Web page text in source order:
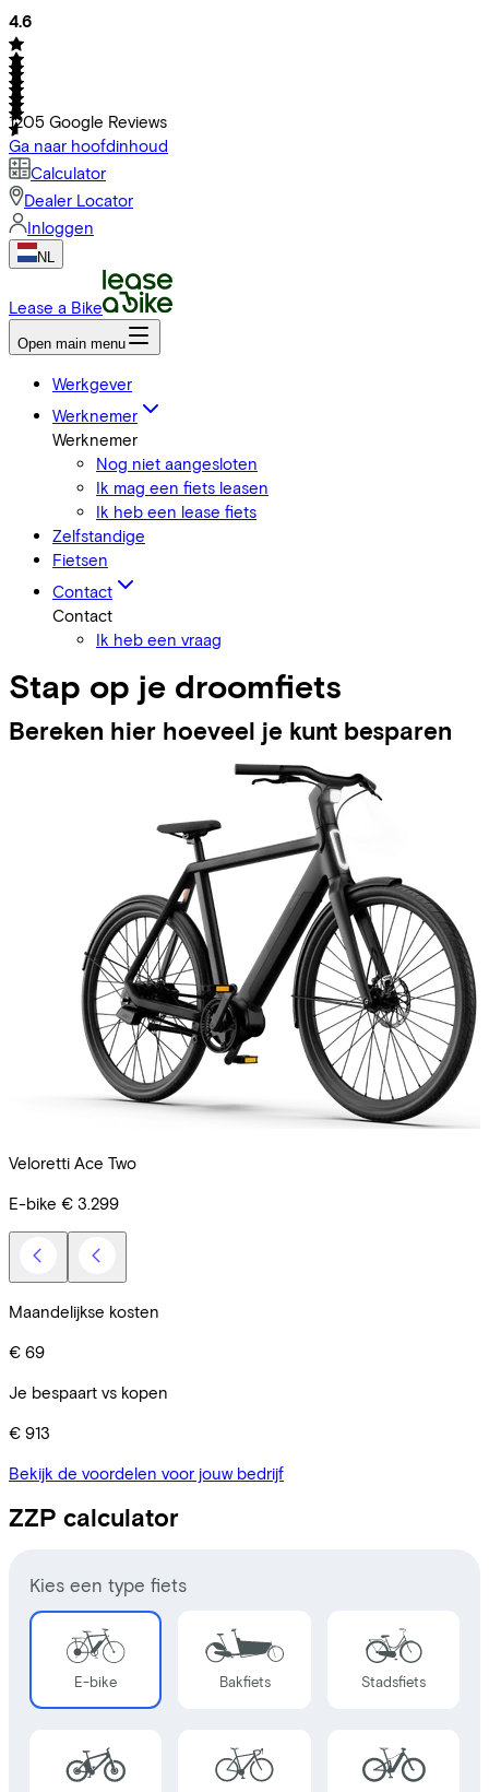
4.6
1205 Google Reviews
Ga naar hoofdinhoud
Calculator
Dealer Locator
Inloggen
NL
Lease a Bike
Open main menu
Werkgever
Werknemer
Werknemer
Nog niet aangesloten
Ik mag een fiets leasen
Ik heb een lease fiets
Zelfstandige
Fietsen
Contact
Contact
Ik heb een vraag
Stap op je droomfiets
Bereken hier hoeveel je kunt besparen
Veloretti Ace Two
E-bike € 3.299
Maandelijkse kosten
€ 69
Je bespaart vs kopen
€ 913
Bekijk de voordelen voor jouw bedrijf
ZZP calculator